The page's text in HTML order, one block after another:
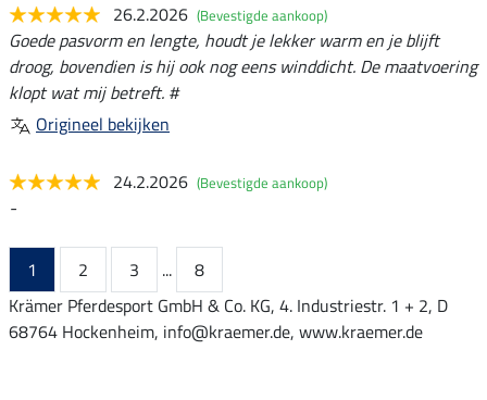
26.2.2026 (Bevestigde aankoop)
Goede pasvorm en lengte, houdt je lekker warm en je blijft
droog, bovendien is hij ook nog eens winddicht. De maatvoering
klopt wat mij betreft. #
Origineel bekijken
24.2.2026 (Bevestigde aankoop)
-
1 2 3 ...
8
Krämer Pferdesport GmbH & Co. KG, 4. Industriestr. 1 + 2, D
68764 Hockenheim, info@kraemer.de, www.kraemer.de